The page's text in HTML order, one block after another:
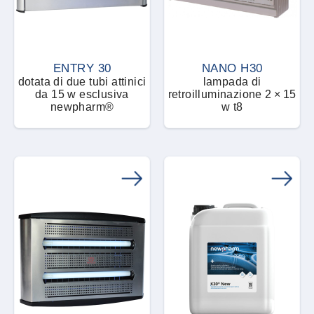
Roditori
Scarafaggi
Tarli
Tarme dei tessuti
Termiti
Idrolato
Impianto di nebulizzazione
automatizzato
Liquido concentrato
Liquido concentrato attrattivo
ENTRY 30
dotata di due tubi attinici
da 15 w esclusiva
newpharm®
NANO H30
lampada di
retroilluminazione 2 × 15
w t8